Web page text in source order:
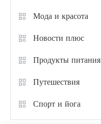
Мода и красота
Новости плюс
Продукты питания
Путешествия
Спорт и йога